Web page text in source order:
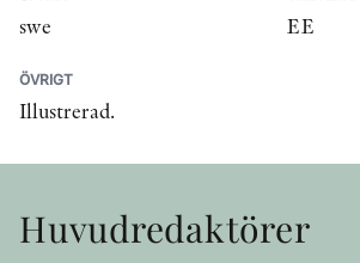
swe EE
ÖVRIGT
Illustrerad.
Huvudredaktörer